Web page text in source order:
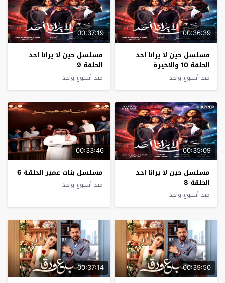
00:36:39
مسلسل حين لا يرانا احد
الحلقة 10 والاخيرة
منذ أسبوع واحد
00:37:19
مسلسل حين لا يرانا احد
الحلقة 9
منذ أسبوع واحد
00:35:09
مسلسل حين لا يرانا احد
الحلقة 8
منذ أسبوع واحد
00:33:46
مسلسل بنات عمير الحلقة 6
منذ أسبوع واحد
00:39:50
00:37:14